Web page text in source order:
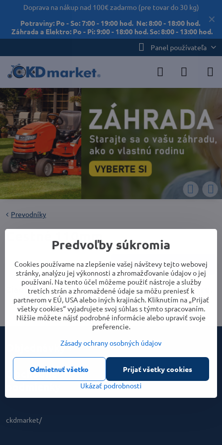
✕
Doprava na nákup nad 100€ zadarmo (pre tovar do 30 kg)
Potraviny: Po - So: 7:00 - 19:00 hod. Ne: 8:00 - 18:00 hod.
Záhrada a Elektro: Po - Pi: 9:00 - 18:00 hod. So: 8:00 - 13:00 hod.
Panel používateľa
Prevodníky
Cestné 110mm
Cena Parametre
Objednávky
Obchodné
ckdmarket/
Predvoľby súkromia
Cookies používame na zlepšenie vašej návštevy tejto webovej
stránky, analýzu jej výkonnosti a zhromažďovanie údajov o jej
používaní. Na tento účel môžeme použiť nástroje a služby
tretích strán a zhromaždené údaje sa môžu preniesť k
partnerom v EÚ, USA alebo iných krajinách. Kliknutím na „Prijať
všetky cookies“ vyjadrujete svoj súhlas s týmto spracovaním.
Nižšie môžete nájsť podrobné informácie alebo upraviť svoje
preferencie.
Zásady ochrany osobných údajov
Ukázať podrobnosti
Prijať všetky cookies
Odmietnuť všetko